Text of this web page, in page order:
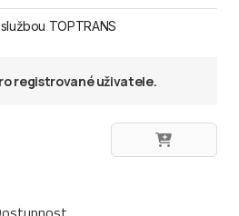
TOPTRANS
registrované uživatele.